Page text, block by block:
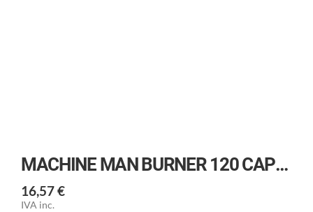
MACHINE MAN BURNER 120 CAPSULAS
16,57 €
IVA inc.